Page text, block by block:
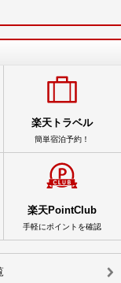
楽天トラベル
簡単宿泊予約！
楽天PointClub
手軽にポイントを確認